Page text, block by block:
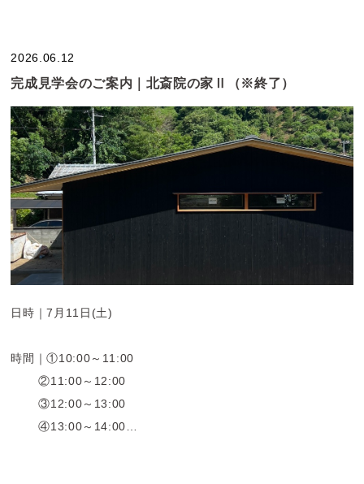
是非お手に取ってご覧ください。
完成見学会のご案内｜北斎院の家Ⅱ（※終了）
2026.06.12
日時｜7月11日(土)
時間｜①10:00～11:00
②11:00～12:00
③12:00～13:00
④13:00～14:00